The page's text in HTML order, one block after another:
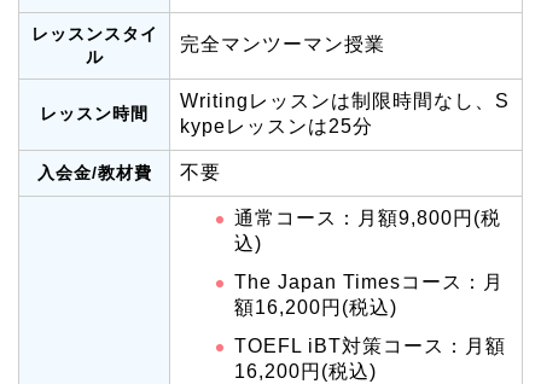
レッスンスタイ
ル
完全マンツーマン授業
レッスン時間
Writingレッスンは制限時間なし、S
kypeレッスンは25分
入会金/教材費 不要
通常コース：月額9,800円(税
込)
The Japan Timesコース：月
額16,200円(税込)
TOEFL iBT対策コース：月額
16,200円(税込)